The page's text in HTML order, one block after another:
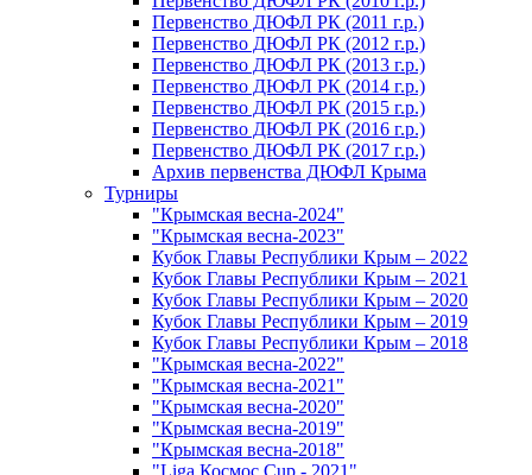
Первенство ДЮФЛ РК (2011 г.р.)
Первенство ДЮФЛ РК (2012 г.р.)
Первенство ДЮФЛ РК (2013 г.р.)
Первенство ДЮФЛ РК (2014 г.р.)
Первенство ДЮФЛ РК (2015 г.р.)
Первенство ДЮФЛ РК (2016 г.р.)
Первенство ДЮФЛ РК (2017 г.р.)
Архив первенства ДЮФЛ Крыма
Турниры
"Крымская весна-2024"
"Крымская весна-2023"
Кубок Главы Республики Крым – 2022
Кубок Главы Республики Крым – 2021
Кубок Главы Республики Крым – 2020
Кубок Главы Республики Крым – 2019
Кубок Главы Республики Крым – 2018
"Крымская весна-2022"
"Крымская весна-2021"
"Крымская весна-2020"
"Крымская весна-2019"
"Крымская весна-2018"
"Liga Космос Cup - 2021"